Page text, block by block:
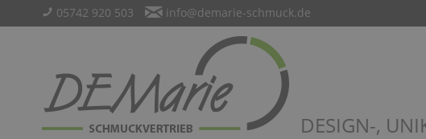
05742 920 503 info@demarie-schmuck.de
DESIGN-,